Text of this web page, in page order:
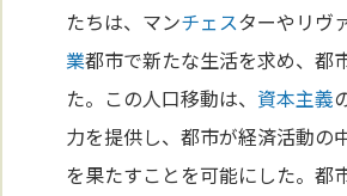
たちは、マンチェスターやリヴ
業都市で新たな生活を求め、都
た。この人口移動は、 資本主義
力を提供し、都市が経済活動の
を果たすことを可能にした。都